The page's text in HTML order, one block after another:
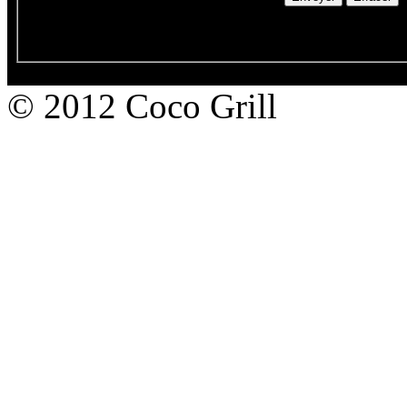
© 2012 Coco Grill